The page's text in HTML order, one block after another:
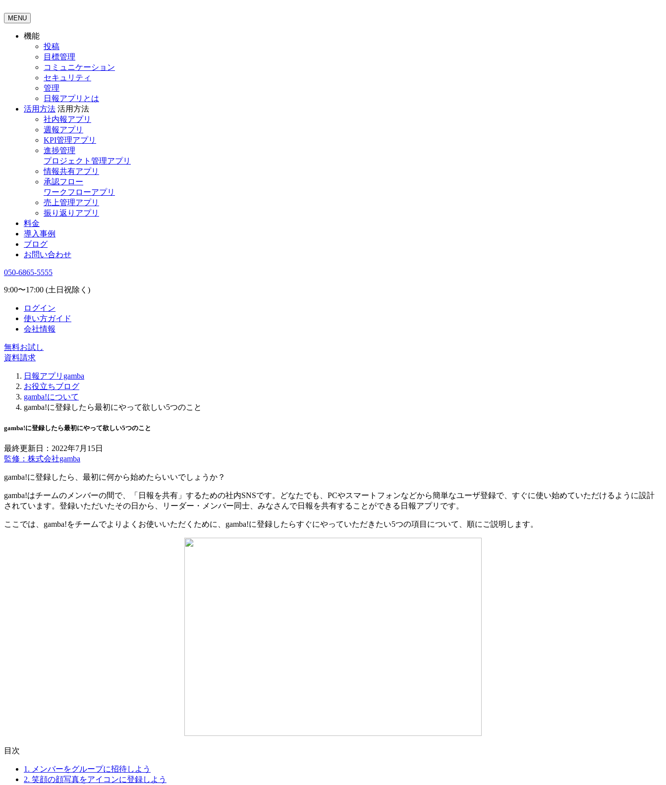
MENU
機能
投稿
目標管理
コミュニケーション
セキュリティ
管理
日報アプリとは
活用方法 活用方法
社内報アプリ
週報アプリ
KPI管理アプリ
進捗管理
プロジェクト管理アプリ
情報共有アプリ
承認フロー
ワークフローアプリ
売上管理アプリ
振り返りアプリ
料金
導入事例
ブログ
お問い合わせ
050-6865-5555
9:00〜17:00 (土日祝除く)
ログイン
使い方ガイド
会社情報
無料お試し
資料請求
日報アプリgamba
お役立ちブログ
gamba!について
gamba!に登録したら最初にやって欲しい5つのこと
gamba!に登録したら最初にやって欲しい5つのこと
最終更新日：2022年7月15日
監修：株式会社gamba
gamba!に登録したら、最初に何から始めたらいいでしょうか？
gamba!はチームのメンバーの間で、「日報を共有」するための社内SNSです。どなたでも、PCやスマートフォンなどから簡単なユーザ登録で、すぐに使い始めていただけるように設計
されています。登録いただいたその日から、リーダー・メンバー同士、みなさんで日報を共有することができる日報アプリです。
ここでは、gamba!をチームでよりよくお使いいただくために、gamba!に登録したらすぐにやっていただきたい5つの項目について、順にご説明します。
目次
1. メンバーをグループに招待しよう
2. 笑顔の顔写真をアイコンに登録しよう